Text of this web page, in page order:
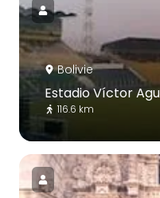
Bolivie
Estadio Víctor
116.6 km